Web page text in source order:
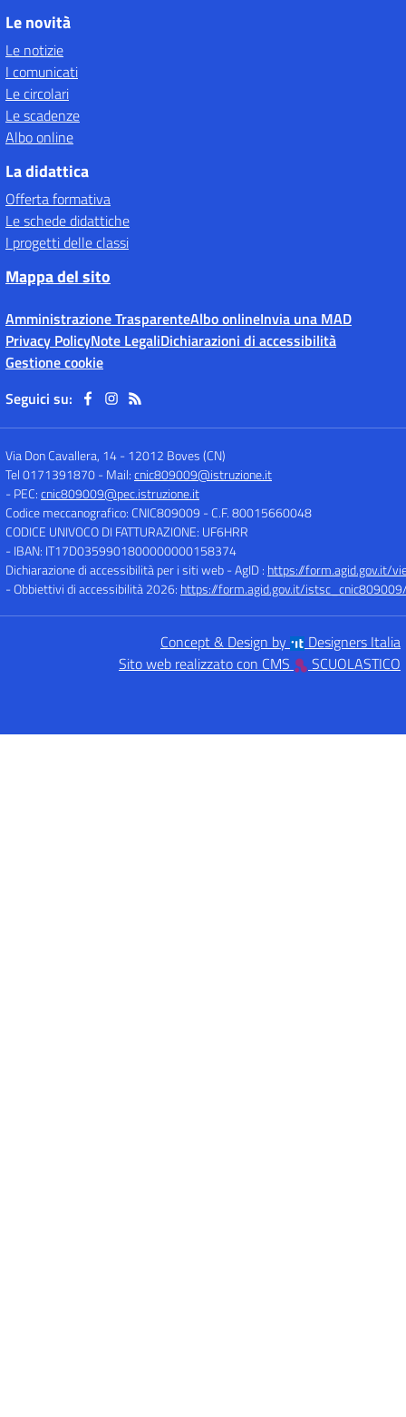
Le novità
Le notizie
I comunicati
Le circolari
Le scadenze
Albo online
La didattica
Offerta formativa
Le schede didattiche
I progetti delle classi
Mappa del sito
Amministrazione TrasparenteAlbo onlineInvia una MAD
Privacy PolicyNote LegaliDichiarazioni di accessibilità
Gestione cookie
Seguici su:
Via Don Cavallera, 14-12012 Boves (CN)
Tel 0171391870- Mail:cnic809009@istruzione.it
- PEC:cnic809009@pec.istruzione.it
Codice meccanografico: CNIC809009 - C.F. 80015660048
CODICE UNIVOCO DI FATTURAZIONE: UF6HRR
- IBAN: IT17D0359901800000000158374
Dichiarazione di accessibilità per i siti web - AgID : https://form.agid.gov.it/
- Obbiettivi di accessibilità 2026: https://form.agid.gov.it/
Concept & Design by
Designers Italia
Sito web realizzato con CMS
SCUOLASTICO